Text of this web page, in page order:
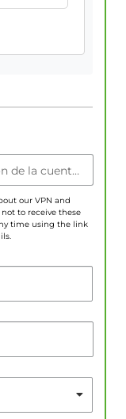
Email (necesario para la activación de la cuenta)
our VPN and
to receive these
time using the link